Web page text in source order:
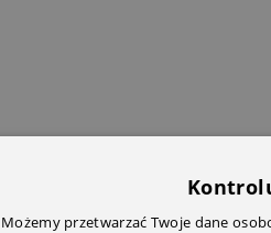
Możemy przetwarzać Twoje dane